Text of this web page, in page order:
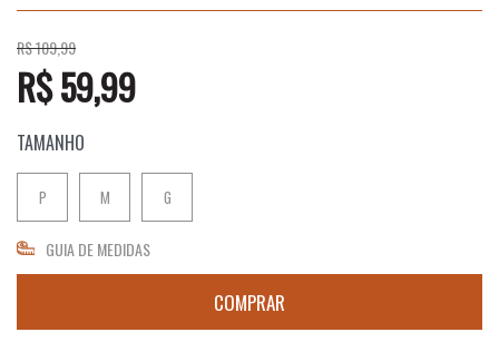
R$ 109,99
R$ 59,99
TAMANHO
P M G
GUIA DE MEDIDAS